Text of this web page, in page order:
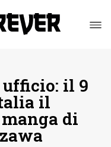
ufficio: il 9
il
di